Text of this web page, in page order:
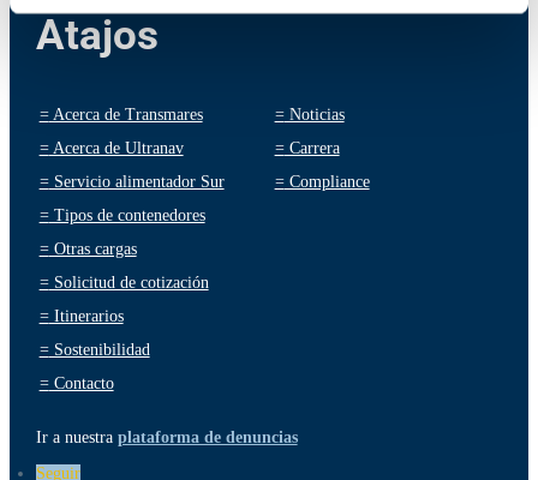
Atajos
=Acerca de Transmares
=Acerca de Ultranav
=Servicio alimentador Sur
=Tipos de contenedores
=Otras cargas
=Solicitud de cotización
=Itinerarios
=Sostenibilidad
=Contacto
=Noticias
=Carrera
=Compliance
Ir a nuestra plataforma de denuncias
Seguir